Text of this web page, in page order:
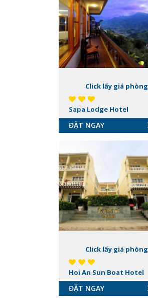
Click lấy giá phòng
Sapa Lodge Hotel
ĐẶT NGAY
Click lấy giá phòng
Hoi An Sun Boat Hotel
ĐẶT NGAY